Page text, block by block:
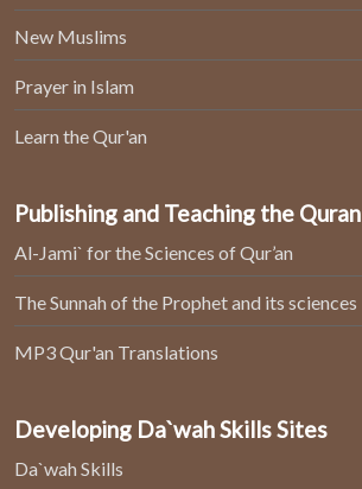
New Muslims
Prayer in Islam
Learn the Qur'an
Publishing and Teaching the Quran
Al-Jami` for the Sciences of Qur’an
The Sunnah of the Prophet and its sciences
MP3 Qur'an Translations
Developing Da`wah Skills Sites
Da`wah Skills